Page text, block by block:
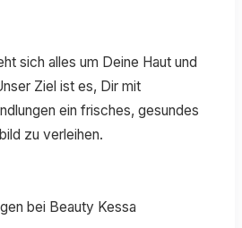
sich alles um Deine Haut und
Ziel ist es, Dir mit
ein frisches, gesundes
zu verleihen.
bei Beauty Kessa